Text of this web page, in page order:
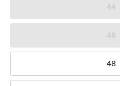
44
46
48